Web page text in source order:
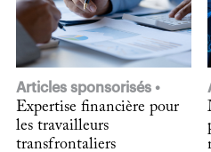
Articles sponsorisés
Expertise financière pour
les travailleurs
transfrontaliers